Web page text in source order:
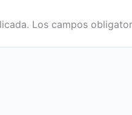
Los campos